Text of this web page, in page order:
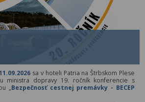
sa v hoteli Patria na Štrbskom Plese
ministra dopravy 19. ročník konferencie s
„Bezpečnosť cestnej premávky - BECEP